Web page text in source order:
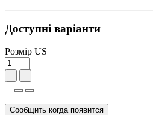
Доступні варіанти
Розмір US
Сообщить когда появится